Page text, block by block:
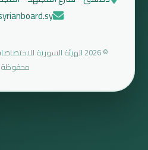
© 2026 الهيئة السورية
محفوظة